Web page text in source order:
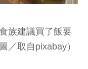
族建議買了飯要
／取自pixabay）